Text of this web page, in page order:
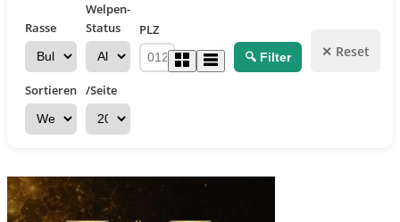
Rasse
Welpen-
Status
PLZ
Sortieren /Seite
🔍 Filter ✕ Reset